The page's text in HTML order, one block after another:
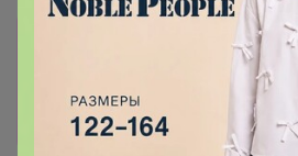
Сбор заказов в
Перейти к текущей